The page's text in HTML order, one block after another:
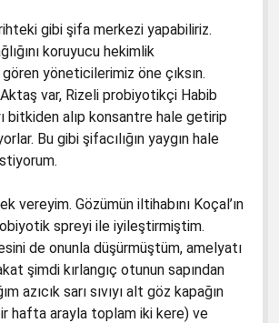
gibi şifa merkezi yapabiliriz.
koruyucu hekimlik
yöneticilerimiz öne çıksın.
var, Rizeli probiyotikçi Habib
bitkiden alıp konsantre hale getirip
Bu gibi şifacılığın yaygın hale
vereyim. Gözümün iltihabını Koçal’ın
spreyi ile iyileştirmiştim.
de onunla düşürmüştüm, amelyatı
şimdi kırlangıç otunun sapından
azıcık sarı sıvıyı alt göz kapağın
hafta arayla toplam iki kere) ve